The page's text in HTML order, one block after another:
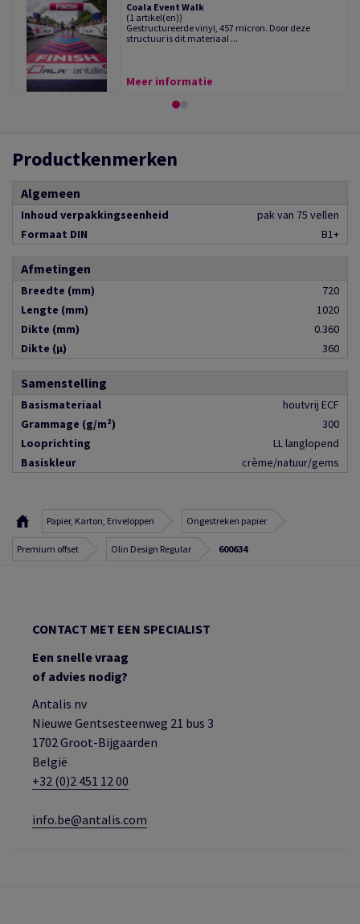
Coala Event Walk
(1 artikel(en))
Gestructureerde vinyl, 457 micron. Door deze
structuur is dit materiaal ...
Meer informatie
Productkenmerken
Algemeen
Inhoud verpakkingseenheid
pak van 75 vellen
Formaat DIN
B1+
Afmetingen
Breedte (mm)
720
Lengte (mm)
1020
Dikte (mm)
0.360
Dikte (µ)
360
Samenstelling
Basismateriaal
houtvrij ECF
Grammage (g/m²)
300
Looprichting
LL langlopend
Basiskleur
crème/natuur/gems
Papier, Karton, Enveloppen Ongestreken papier
Premium offset Olin Design Regular 600634
CONTACT MET EEN SPECIALIST
Een snelle vraag
of advies nodig?
Antalis nv
Nieuwe Gentsesteenweg 21 bus 3
1702 Groot-Bijgaarden
België
+32 (0)2 451 12 00
info.be@antalis.com